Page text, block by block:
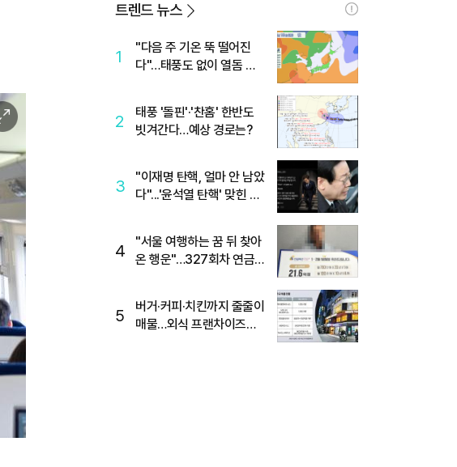
트렌드 뉴스
1
"다음 주 기온 뚝 떨어진
다"…태풍도 없이 열돔 박
2
태풍 '돌핀'·'찬홈' 한반도
빗겨간다…예상 경로는?
3
"이재명 탄핵, 얼마 안 남았
다"...'윤석열 탄핵' 맞힌 무
4
"서울 여행하는 꿈 뒤 찾아
온 행운"…327회차 연금
5
버거·커피·치킨까지 줄줄이
매물…외식 프랜차이즈